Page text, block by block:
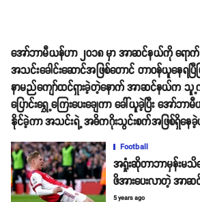
အော်ဘာမီယန်ဟာ ၂၀၁၈ မှာ အာဆင်နယ်ကို ရောက်
အသင်းခေါင်းဆောင်အဖြစ်တောင် တာဝန်ယူနေရပြီ
နာမည်ကျော်ထင်ရှားခဲ့တဲ့နောက် အာဆင်နယ်က
ပြောင်းရွှေ့ကြေးပေးချေကာ ခေါ်ယူခဲ့ပြီး အော်ဘ
နိုင်ခဲ့ကာ အသင်းရဲ့ အဓိကဂိုးသွင်းစက်အဖြစ်ရှိနေခဲ့
Football
အရှုံးဆိုတာဘာမှန်းမ
ဖိအားပေးလာတဲ့ အာ
5 years ago